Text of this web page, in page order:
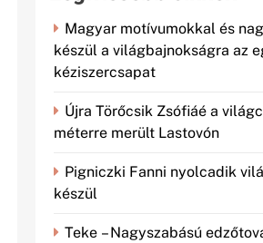
Magyar motívumokkal és
készül a világbajnokságra az
kéziszercsapat
Újra Törőcsik Zsófiáé a
méterre merült Lastovón
Pigniczki Fanni nyolcadik
készül
Teke – Nagyszabású